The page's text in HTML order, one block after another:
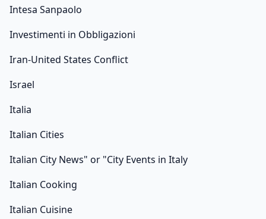
Intesa Sanpaolo
Investimenti in Obbligazioni
Iran-United States Conflict
Israel
Italia
Italian Cities
Italian City News" or "City Events in Italy
Italian Cooking
Italian Cuisine